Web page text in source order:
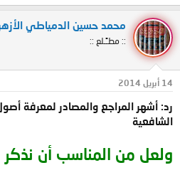
2. طبقات الشافعية الكبرى، تأليف:
الكافي السبكي، هجر للطباعة والنشر
الحلو.
3. طبقات الشافعية، تأليف: أبو
تحقيق: د. الحافظ عبد العليم خان.
محمد حسين الدمياطي
:: مطـًـلع ::
14 أبريل 2014
رد: أشهر المراجع والمصادر لمعرفة
الشافعية
ولعل من المناسب أن نذكر